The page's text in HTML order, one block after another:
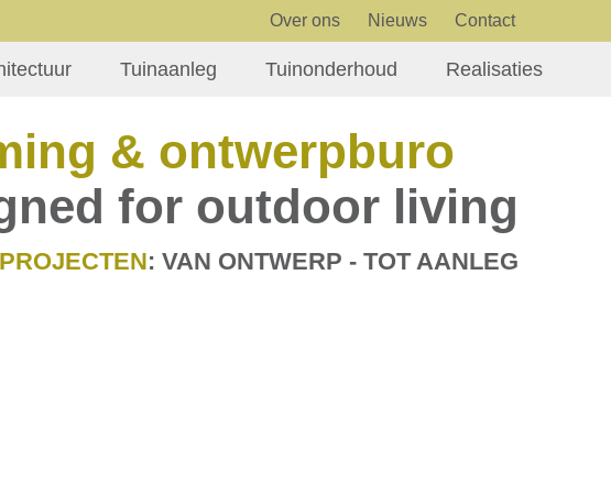
Over ons Nieuws Contact
Tuinaanleg Tuinonderhoud Realisaties
& ontwerpburo
for outdoor living
: VAN ONTWERP - TOT AANLEG